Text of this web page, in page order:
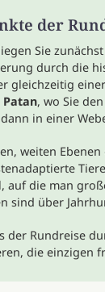
der
Sie
durch die
gleichzeitig
Patan, wo Sie
in einer
weiten Ebenen
auf die man
sind über
der Rundreise
die einzigen